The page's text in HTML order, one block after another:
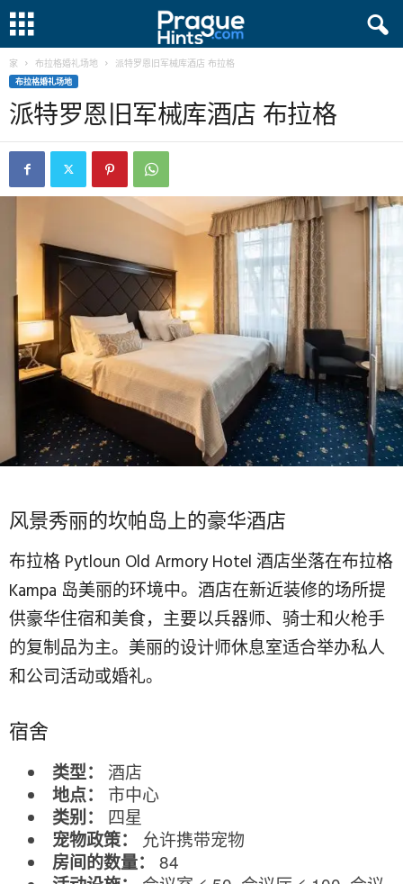
家 布拉格婚礼场地 派特罗恩旧军械库酒店 布拉格
布拉格婚礼场地
派特罗恩旧军械库酒店 布拉格
风景秀丽的坎帕岛上的豪华酒店
布拉格 Pytloun Old Armory Hotel 酒店坐落在布拉格
Kampa 岛美丽的环境中。酒店在新近装修的场所提
供豪华住宿和美食，主要以兵器师、骑士和火枪手
的复制品为主。美丽的设计师休息室适合举办私人
和公司活动或婚礼。
宿舍
类型：
酒店
地点：
市中心
类别：
四星
宠物政策：
允许携带宠物
房间的数量：
84